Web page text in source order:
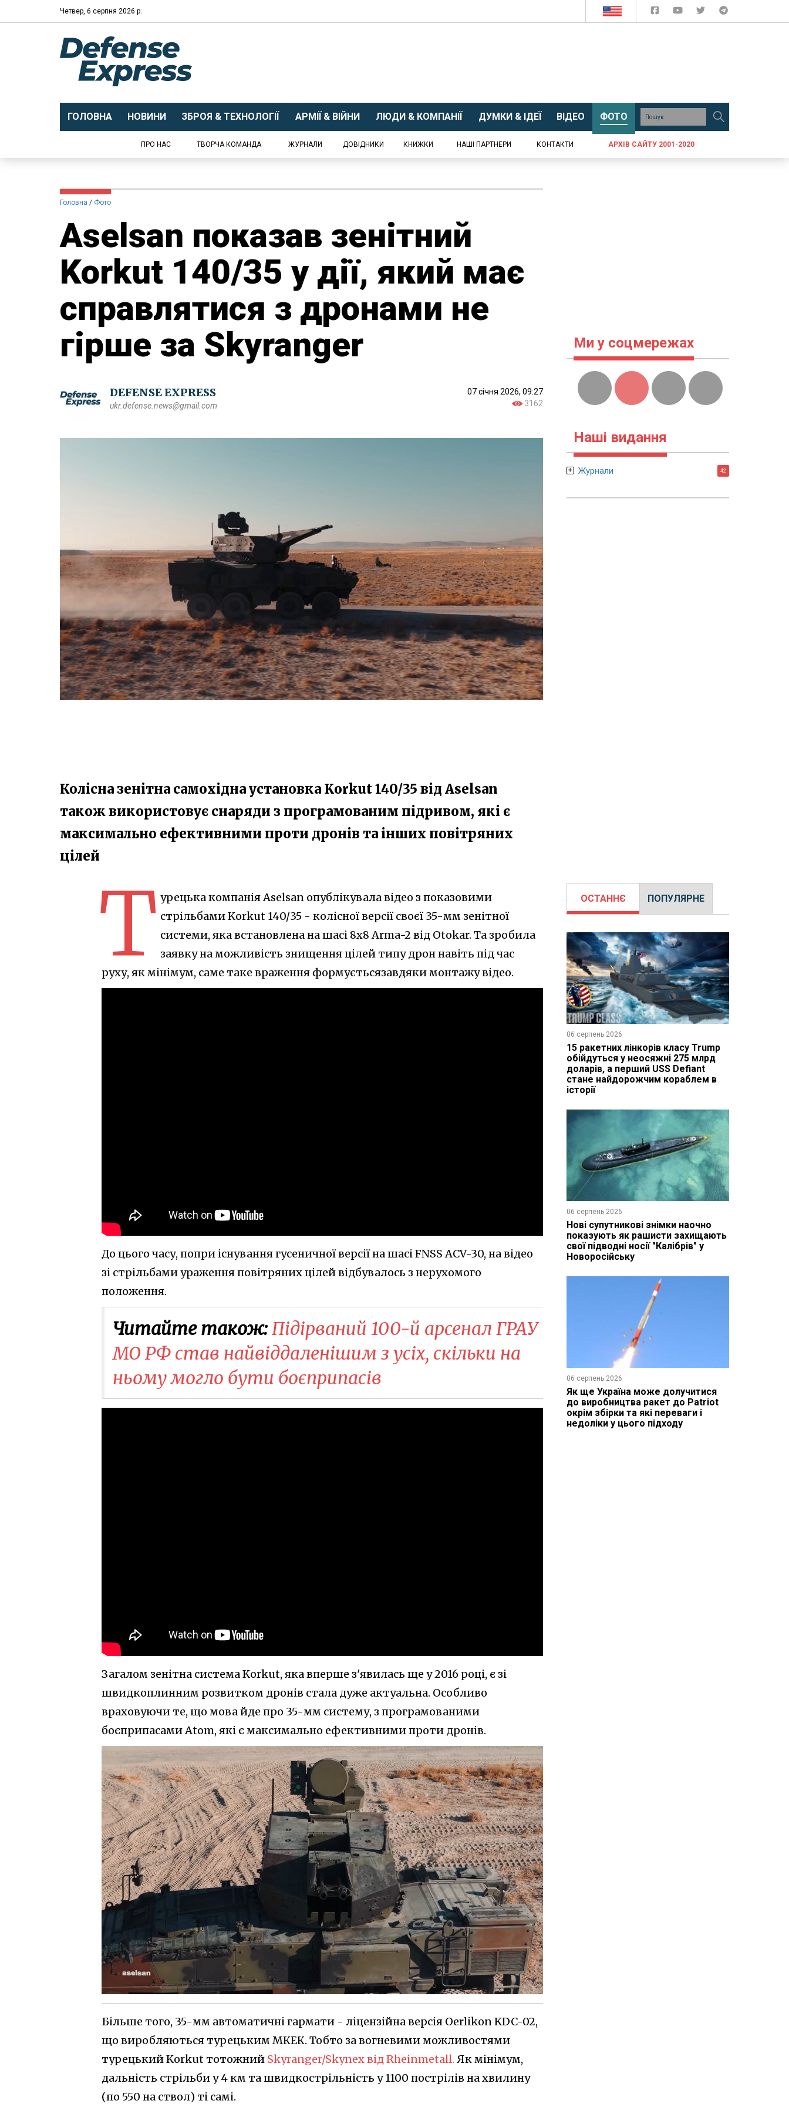
Четвер, 6 серпня 2026 р.
ГОЛОВНА НОВИНИ ЗБРОЯ & ТЕХНОЛОГІЇ АРМІЇ & ВІЙНИ ЛЮДИ & КОМПАНІЇ ДУМКИ & ІДЕЇ ВІДЕО ФОТО
ПРО НАС ТВОРЧА КОМАНДА ЖУРНАЛИ ДОВІДНИКИ КНИЖКИ НАШІ ПАРТНЕРИ КОНТАКТИ АРХІВ САЙТУ 2001-2020
Головна Фото
Aselsan показав зенітний
Korkut 140/35 у дії, який має
справлятися з дронами не
гірше за Skyranger
DEFENSE EXPRESS
ukr.defense.news@gmail.com
07 січня 2026, 09:27
3162
Колісна зенітна самохідна установка Korkut 140/35 від Aselsan
також використовує снаряди з програмованим підривом, які є
максимально ефективними проти дронів та інших повітряних
цілей
Т урецька компанія Aselsan опублікувала відео з показовими
стрільбами Korkut 140/35 - колісної версії своєї 35-мм зенітної
системи, яка встановлена на шасі 8х8 Arma-2 від Otokar. Та зробила
заявку на можливість знищення цілей типу дрон навіть під час
руху, як мінімум, саме таке враження формуєтьсязавдяки монтажу відео.
До цього часу, попри існування гусеничної версії на шасі FNSS ACV-30, на відео
зі стрільбами ураження повітряних цілей відбувалось з нерухомого
положення.
Читайте також:Підірваний 100-й арсенал ГРАУ
МО РФ став найвіддаленішим з усіх, скільки на
ньому могло бути боєприпасів
Загалом зенітна система Korkut, яка вперше з'явилась ще у 2016 році, є зі
швидкоплинним розвитком дронів стала дуже актуальна. Особливо
враховуючи те, що мова йде про 35-мм систему, з програмованими
боєприпасами Atom, які є максимально ефективними проти дронів.
Більше того, 35-мм автоматичні гармати - ліцензійна версія Oerlikon KDC-02,
що виробляються турецьким МКЕК. Тобто за вогневими можливостями
турецький Korkut тотожний Skyranger/Skynex від Rheinmetall. Як мінімум,
дальність стрільби у 4 км та швидкострільність у 1100 пострілів на хвилину
(по 550 на ствол) ті самі.
Ми у соцмережах
Наші видання
Журнали 42
ОСТАННЄ ПОПУЛЯРНЕ
06 серпень 2026
15 ракетних лінкорів класу Trump
обійдуться у неосяжні 275 млрд
доларів, а перший USS Defiant
стане найдорожчим кораблем в
історії
06 серпень 2026
Нові супутникові знімки наочно
показують як рашисти захищають
свої підводні носії "Калібрів" у
Новоросійську
06 серпень 2026
Як ще Україна може долучитися
до виробництва ракет до Patriot
окрім збірки та які переваги і
недоліки у цього підходу